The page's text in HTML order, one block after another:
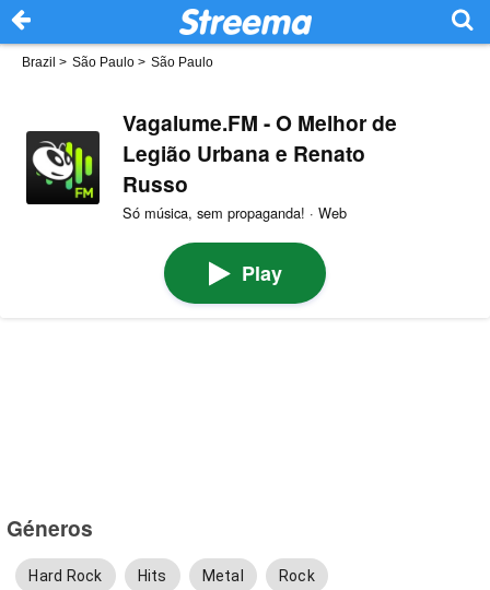
Brazil > São Paulo > São Paulo
Vagalume.FM - O Melhor de
Legião Urbana e Renato
Russo
Só música, sem propaganda! · Web
Play
Géneros
Hard Rock Hits Metal Rock